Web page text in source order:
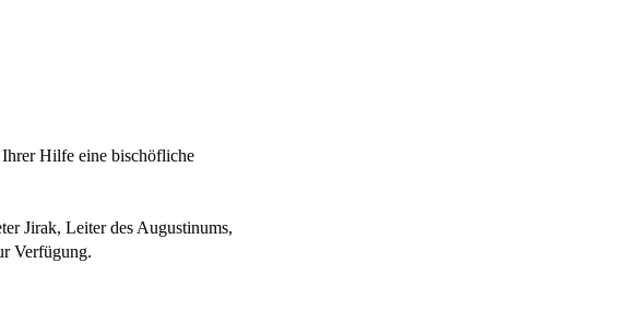
Hilfe eine bischöfliche
Jirak, Leiter des Augustinums,
Verfügung.